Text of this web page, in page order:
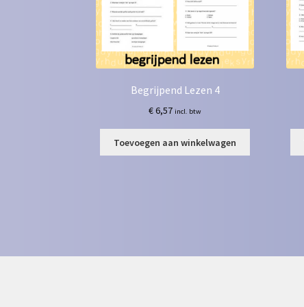
Begrijpend Lezen 4
€6,57 incl. btw
Toevoegen aan winkelwagen